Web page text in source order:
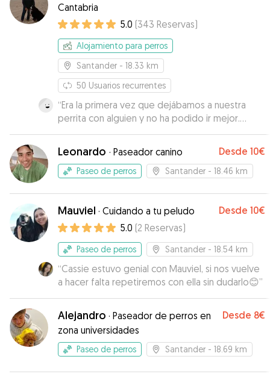
Cantabria
5.0 (343 Reservas)
Alojamiento para perros
Santander - 18.33 km
50 Usuarios recurrentes
“Era la primera vez que dejábamos a nuestra
perrita con alguien y no ha podido ir mejor.
Desde el minuto uno con Ruth han sido todo
facilidades, es súper flexible en horarios,
transparente y nos mantuvo informados en todo
momento. Nuestra perra no ha podido estar en
repetiremos sin dudarlo!”
Leonardo · Paseador canino Desde 10€
Paseo de perros Santander - 18.46 km
Mauviel · Cuidando a tu peludo Desde 10€
5.0 (2 Reservas)
Paseo de perros Santander - 18.54 km
“Cassie estuvo genial con Mauviel, si nos vuelve
a hacer falta repetiremos con ella sin dudarlo😊”
Alejandro · Paseador de perros en
zona universidades
Desde 8€
Paseo de perros Santander - 18.69 km